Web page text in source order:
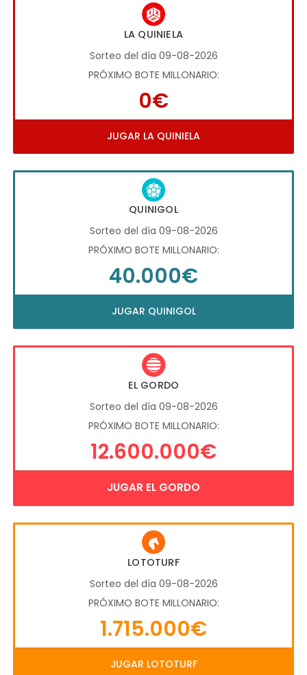
LA QUINIELA
Sorteo del día 09-08-2026
PRÓXIMO BOTE MILLONARIO:
0€
JUGAR LA QUINIELA
QUINIGOL
Sorteo del día 09-08-2026
PRÓXIMO BOTE MILLONARIO:
40.000€
JUGAR QUINIGOL
EL GORDO
Sorteo del día 09-08-2026
PRÓXIMO BOTE MILLONARIO:
12.600.000€
JUGAR EL GORDO
LOTOTURF
Sorteo del día 09-08-2026
PRÓXIMO BOTE MILLONARIO:
1.715.000€
JUGAR LOTOTURF